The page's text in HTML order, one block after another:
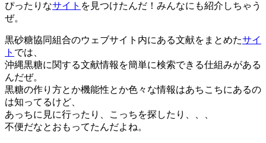
ぴったりなサイト を見つけたんだ！みんなにも紹介しちゃう
ぜ。
黒砂糖協同組合のウェブサイト内にある文献をまとめたサイ
ト では、
沖縄黒糖に関する文献情報を簡単に検索できる仕組みがある
んだぜ。
黒糖の作り方とか機能性とか色々な情報はあちこちにあるの
は知ってるけど、
あっちに見に行ったり、こっちを探したり、、、
不便だなとおもってたんだよね。